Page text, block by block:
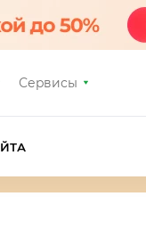
Сервисы